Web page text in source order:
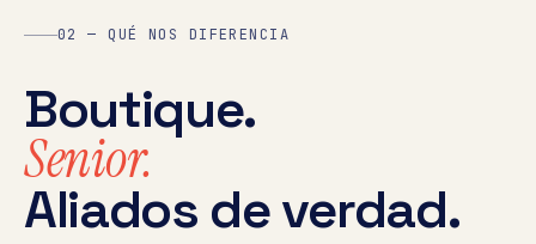
02 — QUÉ NOS DIFERENCIA
Boutique.
Senior.
Aliados de verdad.